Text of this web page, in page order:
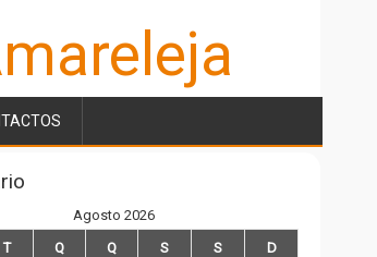
Agosto 2026
T Q Q S S D